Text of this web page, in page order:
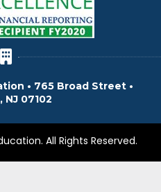
• 765 Broad Street •
NJ 07102
All Rights Reserved.